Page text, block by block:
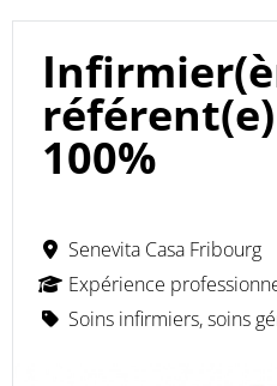
100%
Senevita Casa Fribourg
Expérience
Soins infirmiers, soins